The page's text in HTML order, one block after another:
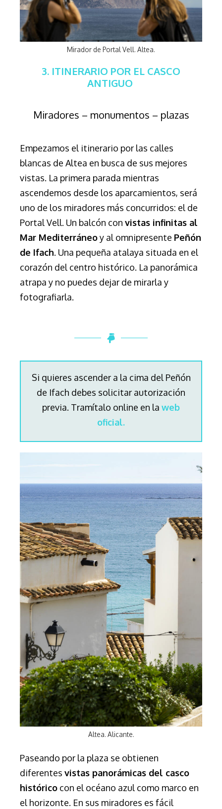
Mirador de Portal Vell. Altea.
3. ITINERARIO POR EL CASCO
ANTIGUO
Miradores – monumentos – plazas
Empezamos el itinerario por las calles
blancas de Altea en busca de sus mejores
vistas. La primera parada mientras
ascendemos desde los aparcamientos, será
uno de los miradores más concurridos: el de
Portal Vell. Un balcón con vistas infinitas al
Mar Mediterráneoy al omnipresente Peñón
de Ifach. Una pequeña atalaya situada en el
corazón del centro histórico. La panorámica
atrapa y no puedes dejar de mirarla y
fotografiarla.
Si quieres ascender a la cima del Peñón
de Ifach debes solicitar autorización
previa. Tramítalo online en la web
oficial.
Altea. Alicante.
Paseando por la plaza se obtienen
diferentes vistas panorámicas del casco
histórico con el océano azul como marco en
el horizonte. En sus miradores es fácil